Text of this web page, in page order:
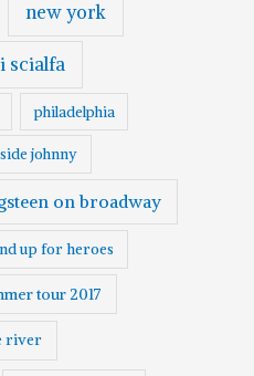
new york
scialfa
philadelphia
johnny
on broadway
up for heroes
tour 2017
river